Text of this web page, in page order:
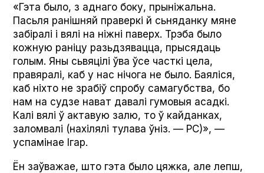
«Гэта было, з аднаго боку, прыніжальна.
Пасьля ранішняй праверкі й сьняданку мяне
забіралі і вялі на ніжні паверх. Трэба было
кожную раніцу разьдзявацца, прысядаць
голым. Яны сьвяцілі ўва ўсе часткі цела,
правяралі, каб у нас нічога не было. Баяліся,
каб ніхто не зрабіў спробу самагубства, бо
нам на судзе нават давалі гумовыя асадкі.
Калі вялі ў актавую залю, то ў кайданках,
заломвалі (нахілялі тулава ўніз. — РС)», —
успамінае Ігар.
Ён заўважае, што гэта было цяжка, але лепш,